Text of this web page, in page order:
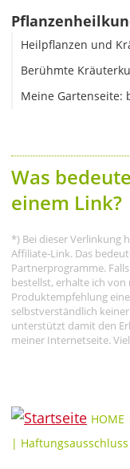
Heilpflanzen und
Berühmte
Meine Gartenseite:
Was
einem Link?
*) Bei dieser Verlinkung
Affiliate-Link. Das
Partnerprogramme.
bestellst, erhalte ich
Produktempfehlung
selbstverständlich
unterstützt damit den
meiner Internetseite.
HOME
| Haftungsausschluss